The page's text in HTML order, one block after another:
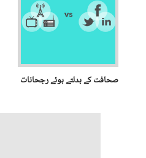
صحافت کے بدلتے ہوئے رجحانات